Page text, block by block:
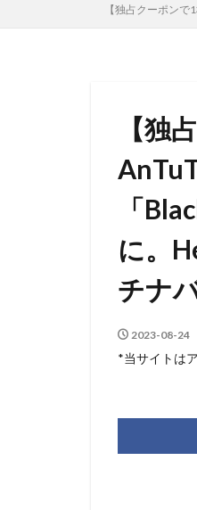
【独占クーポン
【独
「
に。
チナ
2023-08-24
*当サイトは